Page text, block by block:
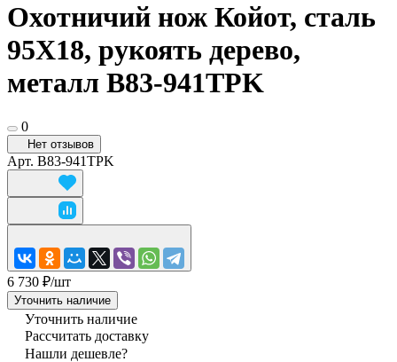
Охотничий нож Койот, сталь
95Х18, рукоять дерево,
металл B83-941TPK
0
Нет отзывов
Арт. B83-941TPK
6 730 ₽/шт
Уточнить наличие
Уточнить наличие
Рассчитать доставку
Нашли дешевле?